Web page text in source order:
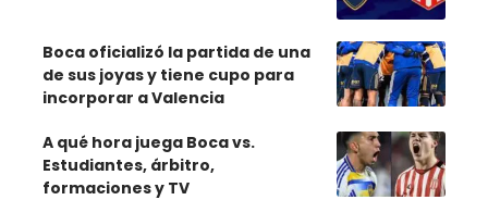
Boca oficializó la partida de una
de sus joyas y tiene cupo para
incorporar a Valencia
A qué hora juega Boca vs.
Estudiantes, árbitro,
formaciones y TV